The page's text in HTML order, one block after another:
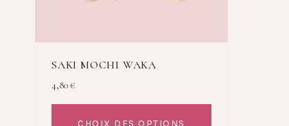
SAKI MOCHI WAKA
4,80€